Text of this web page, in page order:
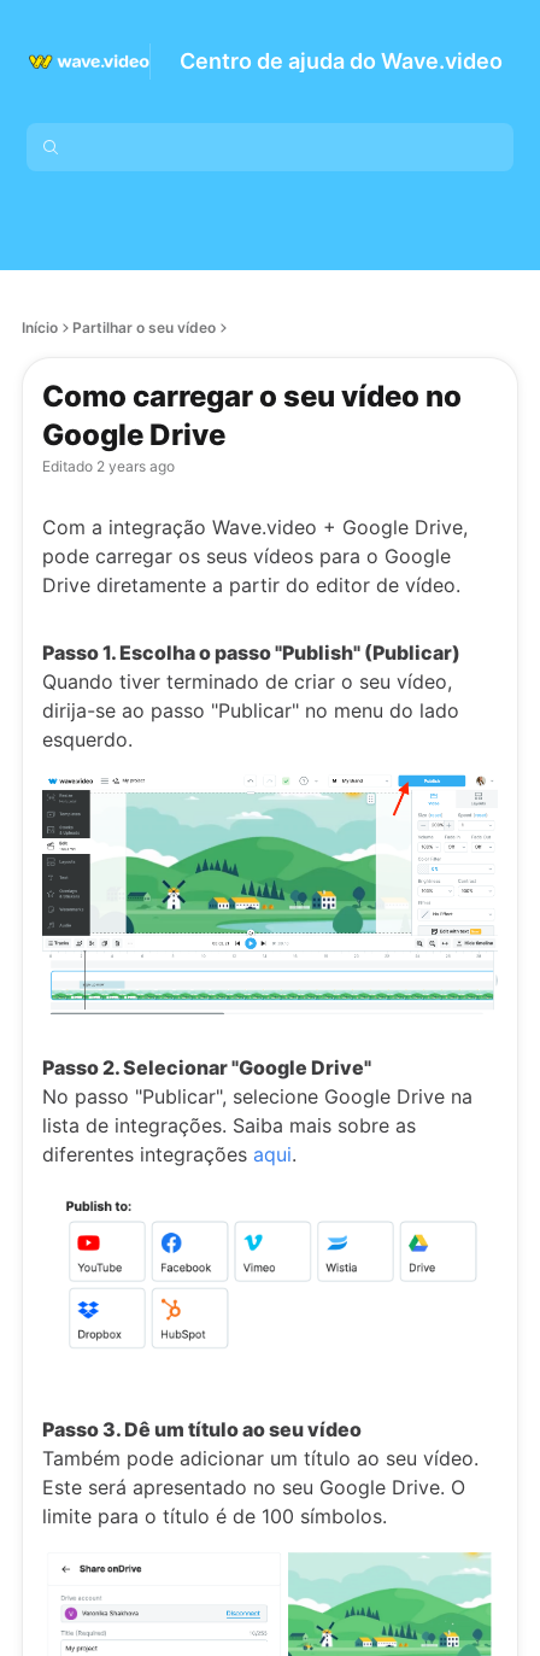
Centro de ajuda do Wave.video
Início Partilhar o seu vídeo
Como carregar o seu vídeo no
Google Drive
Editado 2 years ago
Com a integração Wave.video + Google Drive,
pode carregar os seus vídeos para o Google
Drive diretamente a partir do editor de vídeo.
Passo 1. Escolha o passo "Publish" (Publicar)
Quando tiver terminado de criar o seu vídeo,
dirija-se ao passo "Publicar" no menu do lado
esquerdo.
Passo 2. Selecionar "Google Drive"
No passo "Publicar", selecione Google Drive na
lista de integrações. Saiba mais sobre as
diferentes integrações aqui.
Passo 3. Dê um título ao seu vídeo
Também pode adicionar um título ao seu vídeo.
Este será apresentado no seu Google Drive. O
limite para o título é de 100 símbolos.